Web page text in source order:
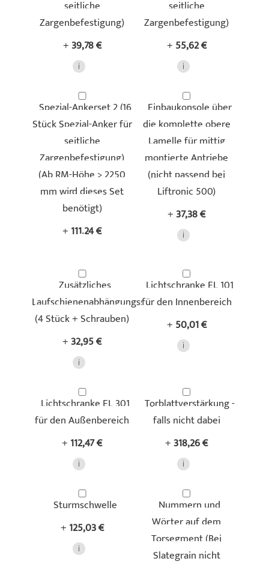
seitliche
Zargenbefestigung)
+39,78 €
seitliche
Zargenbefestigung)
+ 55,62 €
Spezial-Ankerset 2 (16
Stück Spezial-Anker für
seitliche
Zargenbefestigung)
(Ab RM-Höhe > 2250
mm wird dieses Set
benötigt)
+ 111,24 €
Einbaukonsole über
die komplette obere
Lamelle für mittig
montierte Antriebe
(nicht passend bei
Liftronic 500)
+37,38 €
Zusätzliches
Laufschienenabhängungsset
(4 Stück + Schrauben)
+32,95 €
Lichtschranke EL 101
für den Innenbereich
+ 50,01 €
Lichtschranke EL 301
für den Außenbereich
+ 112,47 €
Torblattverstärkung -
falls nicht dabei
+318,26 €
Sturmschwelle
+ 125,03 €
Nummern und
Wörter auf dem
Torsegment (Bei
Slategrain nicht